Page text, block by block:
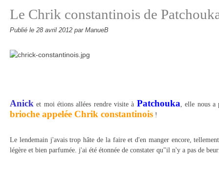
Le Chrik constantinois de
Publié le 28 avril 2012 par ManueB
Anick et moi étions allées rendre visite à Patchouka, elle nous a
brioche appelée Chrik constantinois !
Le lendemain j'avais trop hâte de la faire et d'en manger encore,
légère et bien parfumée. j'ai été étonnée de constater qu"il n'y a pas de